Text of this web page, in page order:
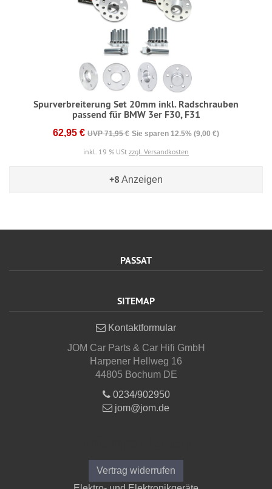
Spurverbreiterung Set 20mm inkl. Radschrauben
passend für BMW 3er F30, F31
62,95 € UVP 71,95 € Sie sparen 12.5% (9,00 €)
inkl. 19 % USt zzgl. Versandkosten
+8 Anzeigen
PASSAT
SITEMAP
Kontaktformular
JOM Car Parts & Car Hifi GmbH
Harpener Hellweg 16
44805 Bochum DE
0234/902950
jom@jom.de
Vertrag widerrufen